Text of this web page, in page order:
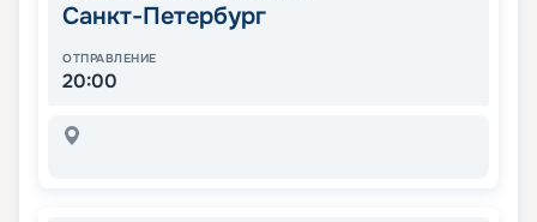
Санкт-Петербург
ОТПРАВЛЕНИЕ
20:00